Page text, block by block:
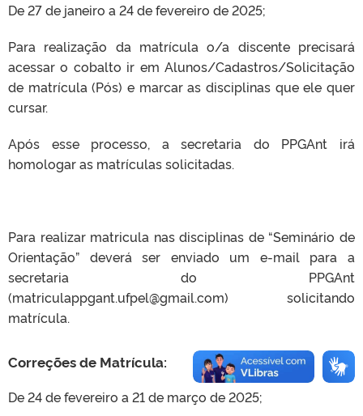
De 27 de janeiro a 24 de fevereiro de 2025;
Para realização da matrícula o/a discente precisará
acessar o cobalto ir em Alunos/Cadastros/Solicitação
de matrícula (Pós) e marcar as disciplinas que ele quer
cursar.
Após esse processo, a secretaria do PPGAnt irá
homologar as matrículas solicitadas.
Para realizar matricula nas disciplinas de “Seminário de
Orientação” deverá ser enviado um e-mail para a
secretaria do PPGAnt
(matriculappgant.ufpel@gmail.com) solicitando
matrícula.
Correções de Matrícula:
De 24 de fevereiro a 21 de março de 2025;